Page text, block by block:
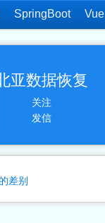
SpringBoot Vue
亚数据恢复
关注
发信
差别